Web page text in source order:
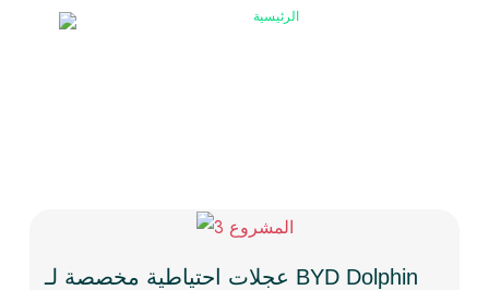
الرئيسية
عجلات احتياطية مخصصة لـ BYD Dolphin